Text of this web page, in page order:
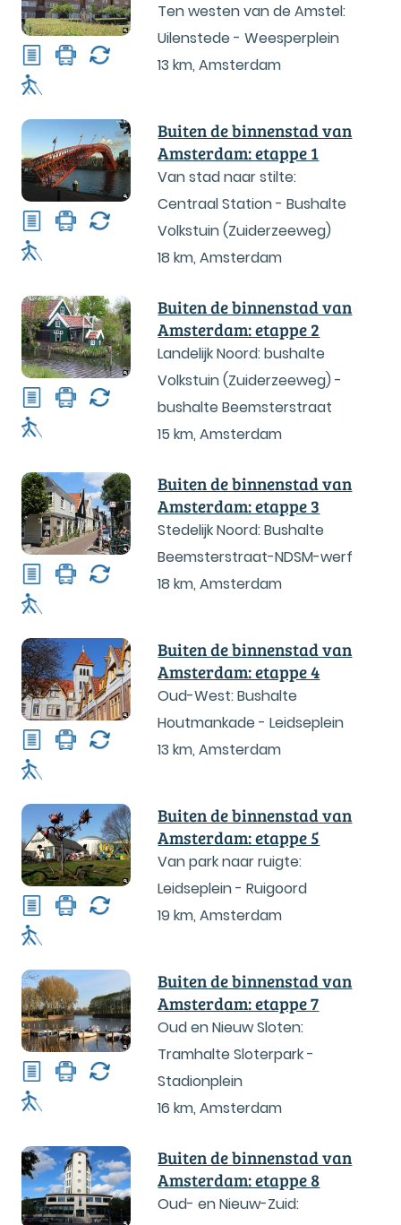
Ten westen van de Amstel:
Uilenstede - Weesperplein
13 km,Amsterdam
Buiten de binnenstad van
Amsterdam: etappe 1
Van stad naar stilte:
Centraal Station - Bushalte
Volkstuin (Zuiderzeeweg)
18 km,Amsterdam
Buiten de binnenstad van
Amsterdam: etappe 2
Landelijk Noord: bushalte
Volkstuin (Zuiderzeeweg) -
bushalte Beemsterstraat
15 km,Amsterdam
Buiten de binnenstad van
Amsterdam: etappe 3
Stedelijk Noord: Bushalte
Beemsterstraat-NDSM-werf
18 km,Amsterdam
Buiten de binnenstad van
Amsterdam: etappe 4
Oud-West: Bushalte
Houtmankade - Leidseplein
13 km,Amsterdam
Buiten de binnenstad van
Amsterdam: etappe 5
Van park naar ruigte:
Leidseplein - Ruigoord
19 km,Amsterdam
Buiten de binnenstad van
Amsterdam: etappe 7
Oud en Nieuw Sloten:
Tramhalte Sloterpark -
Stadionplein
16 km,Amsterdam
Buiten de binnenstad van
Amsterdam: etappe 8
Oud- en Nieuw-Zuid: